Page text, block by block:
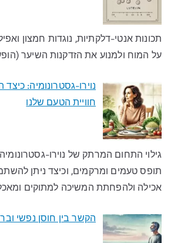
תכונות אנטי-דלקתיות, נוגדות חמצון
על המוח ולמנוע את הזדקנות השיער
נוירו-גסטרונומיה:
חוויית הטעם שלנו​
גילוי התחום המרתק של נוירו-
תופס טעמים ומרקמים, וכיצד ניתן
אכילה ולהפחתת המשיכה למתוקים
הקשר בין חוסן נפשי